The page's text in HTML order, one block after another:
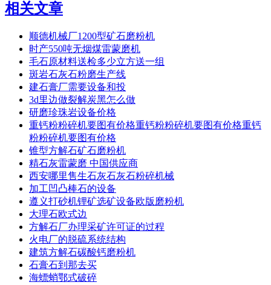
相关文章
顺德机械厂1200型矿石磨粉机
时产550吨无烟煤雷蒙磨机
毛石原材料送检多少立方送一组
斑岩石灰石粉磨生产线
建石膏厂需要设备和投
3d里边做裂解炭黑怎么做
研磨珍珠岩设备价格
重钙粉粉碎机要图有价格重钙粉粉碎机要图有价格重钙
粉粉碎机要图有价格
锥型方解石矿石磨粉机
精石灰雷蒙磨 中国供应商
西安哪里售生石灰石灰石粉碎机械
加工凹凸棒石的设备
遵义打砂机锂矿选矿设备欧版磨粉机
大理石欧式边
方解石厂办理采矿许可证的过程
火电厂的脱硫系统结构
建筑方解石碳酸钙磨粉机
石膏石到那去买
海螵蛸鄂式破碎